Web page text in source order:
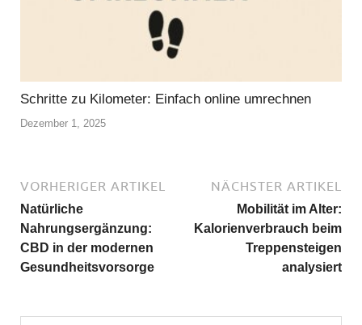
Schritte zu Kilometer: Einfach online umrechnen
Dezember 1, 2025
VORHERIGER ARTIKEL
Natürliche
Nahrungsergänzung:
CBD in der modernen
Gesundheitsvorsorge
NÄCHSTER ARTIKEL
Mobilität im Alter:
Kalorienverbrauch beim
Treppensteigen
analysiert